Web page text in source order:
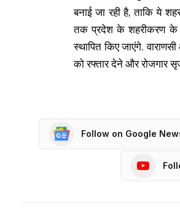
बनाई जा रही है, ताकि ये
तक प्रदेश के शहरीकरण के
स्थापित किए जाएंगे.
को रफ्तार देने और रोजगार
Follow on Google